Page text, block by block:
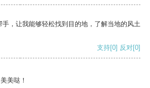
，让我能够轻松找到目的地，了解当地的风土
支持[0] 反对[0]
美哒！